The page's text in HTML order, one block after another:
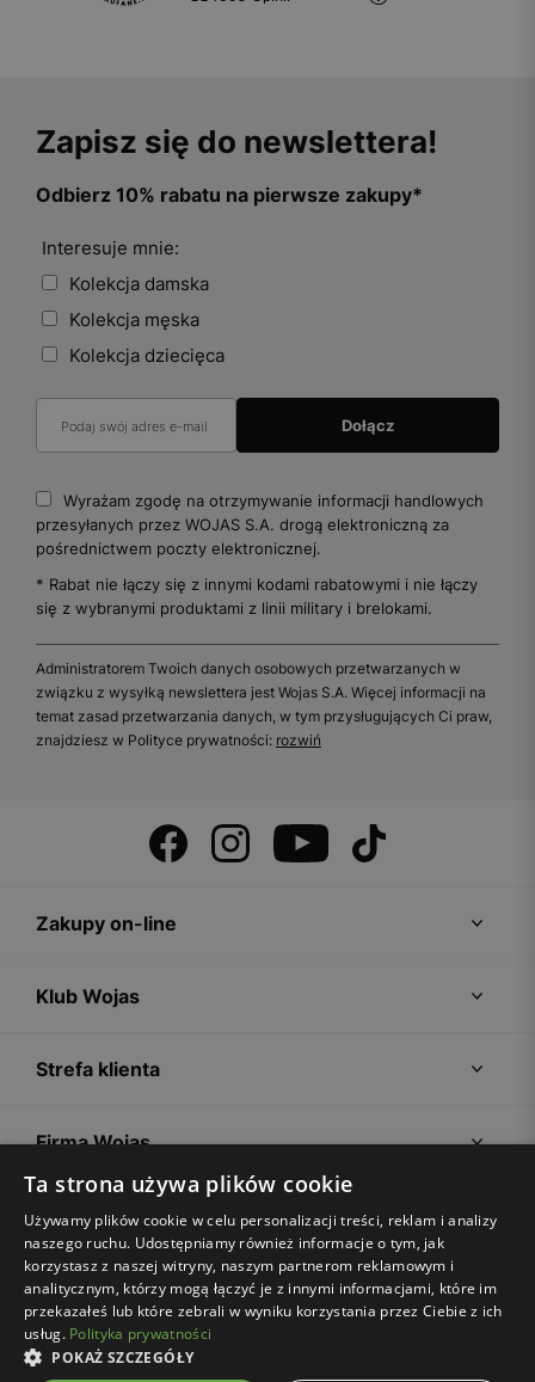
Zapisz się do newslettera!
Odbierz 10% rabatu na pierwsze zakupy*
Interesuje mnie:
Kolekcja damska
Kolekcja męska
Kolekcja dziecięca
Wyrażam zgodę na otrzymywanie informacji handlowych
przesyłanych przez WOJAS S.A. drogą elektroniczną za
pośrednictwem poczty elektronicznej.
* Rabat nie łączy się z innymi kodami rabatowymi i nie łączy
się z wybranymi produktami z linii military i brelokami.
Administratorem Twoich danych osobowych przetwarzanych w
związku z wysyłką newslettera jest Wojas S.A. Więcej informacji na
temat zasad przetwarzania danych, w tym przysługujących Ci praw,
znajdziesz w Polityce prywatności: rozwiń
Zakupy on-line
Klub Wojas
Strefa klienta
Firma Wojas
Porady
Ta strona używa plików cookie
Używamy plików cookie w celu personalizacji treści, reklam i analizy
naszego ruchu. Udostępniamy również informacje o tym, jak
korzystasz z naszej witryny, naszym partnerom reklamowym i
analitycznym, którzy mogą łączyć je z innymi informacjami, które im
przekazałeś lub które zebrali w wyniku korzystania przez Ciebie z ich
usług. Polityka prywatności
POKAŻ SZCZEGÓŁY